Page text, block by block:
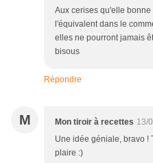
Aux cerises qu'elle
l'équivalent dans le
elles ne pourront jamais
bisous
Répondre
M Mon tiroir à recettes 13/
Une idée géniale, bravo !
plaire :)